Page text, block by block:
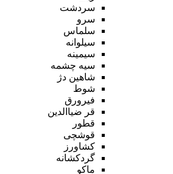
سردشت
سرو
سلماس
سیلوانه
سیمینه
سیه چشمه
شاهین دژ
شوط
فیرورق
قر ضیاالدین
قطور
قوشچی
کشاورز
گردکشانه
ماکو